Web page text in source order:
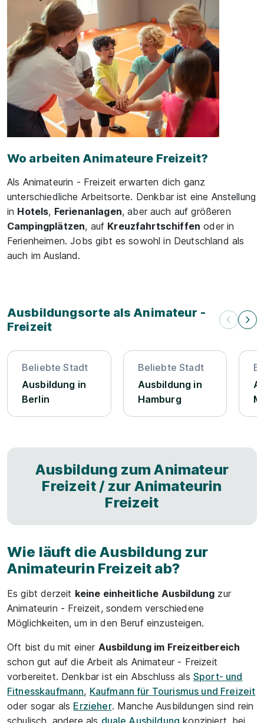
Wo arbeiten Animateure Freizeit?
Als Animateurin - Freizeit erwarten dich ganz
unterschiedliche Arbeitsorte. Denkbar ist eine Anstellung
in Hotels, Ferienanlagen, aber auch auf größeren
Campingplätzen, auf Kreuzfahrtschiffen oder in
Ferienheimen. Jobs gibt es sowohl in Deutschland als
auch im Ausland.
Ausbildungsorte als Animateur -
Freizeit
Beliebte Stadt
Ausbildung in
Berlin
Beliebte Stadt
Ausbildung in
Hamburg
Ausbildung zum Animateur
Freizeit / zur Animateurin
Freizeit
Wie läuft die Ausbildung zur
Animateurin Freizeit ab?
Es gibt derzeit keine einheitliche Ausbildung zur
Animateurin - Freizeit, sondern verschiedene
Möglichkeiten, um in den Beruf einzusteigen.
Oft bist du mit einer Ausbildung im Freizeitbereich
schon gut auf die Arbeit als Animateur - Freizeit
vorbereitet. Denkbar ist ein Abschluss als Sport- und
Fitnesskaufmann, Kaufmann für Tourismus und Freizeit
oder sogar als Erzieher. Manche Ausbildungen sind rein
schulisch, andere als duale Ausbildung konzipiert, bei